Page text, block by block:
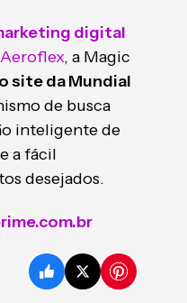
digital
, a Magic
site da Mundial
de busca
inteligente de
a fácil
desejados.